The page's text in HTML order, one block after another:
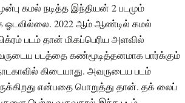
கமல் நடித்த இந்தியன் 2 படமும்
ஓடவில்லை. 2022 ஆம் ஆண்டில் கமல்
படம் தான் மிகப்பெரிய அளவில்
படத்தை கண்மூடித்தனமாக பார்க்கும்
கிடையாது. அவருடைய படம்
என்பதை பொறுத்து தான். தக் லைப்